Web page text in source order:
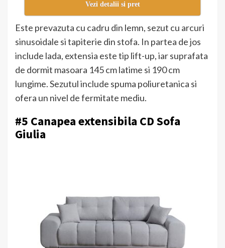
Vezi detalii si pret
Este prevazuta cu cadru din lemn, sezut cu arcuri
sinusoidale si tapiterie din stofa. In partea de jos
include lada, extensia este tip lift-up, iar suprafata
de dormit masoara 145 cm latime si 190 cm
lungime. Sezutul include spuma poliuretanica si
ofera un nivel de fermitate mediu.
#5 Canapea extensibila CD Sofa
Giulia